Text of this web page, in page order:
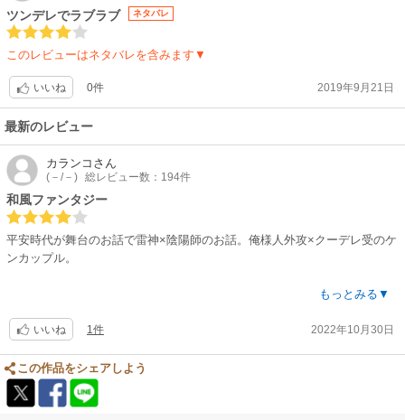
ツンデレでラブラブ ネタバレ
このレビューはネタバレを含みます▼
いいね 0件 2019年9月21日
最新のレビュー
カランコ さん
(－/－) 総レビュー数：194件
和風ファンタジー
平安時代が舞台のお話で雷神×陰陽師のお話。俺様人外攻×クーデレ受のケ
ンカップル。
カップリングは魅力的でしたが、惜しむらくはストーリーがいまひとつま
んのまま終わってしまったので消化不良感がありました。
もっとみる▼
いいね 1件 2022年10月30日
この作品をシェアしよう